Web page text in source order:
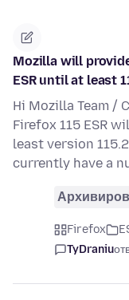
Mozilla will
ESR until at least
Hi Mozilla Team /
Firefox 115 ESR
least version
currently have a
Firefox
TyDraniu